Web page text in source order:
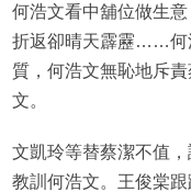
何浩文看中舖位做生
折返卻晴天霹靂……何
質，何浩文無恥地斥
文。
文凱玲等替蔡潔不值
教訓何浩文。王俊棠